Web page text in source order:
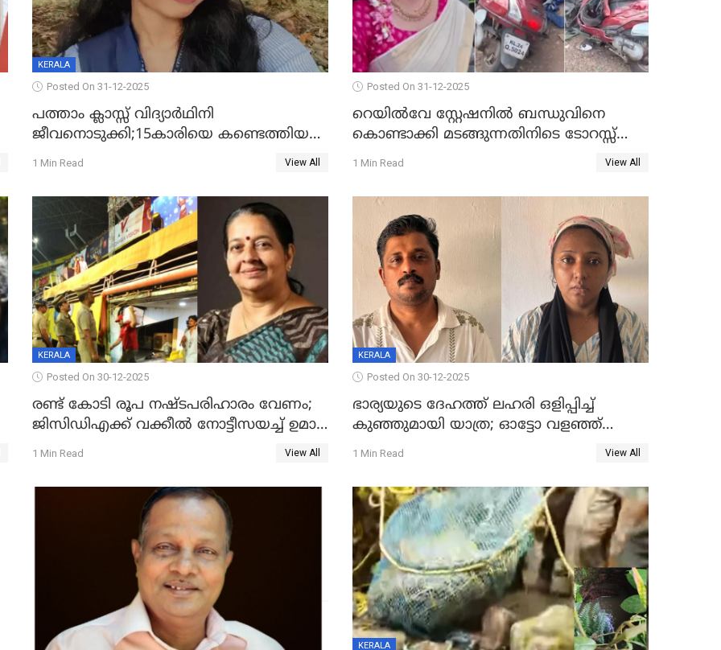
KERALA
Posted On 31-12-2025
പത്താം ക്ലാസ്സ് വിദ്യാര്‍ഥിനി
ജീവനൊടുക്കി;15കാരിയെ കണ്ടെത്തിയത്
കിടപ്പുമുറിയില്‍ തൂങ്ങി മരിച്ച നിലയിൽ
1 Min Read View All
Posted On 31-12-2025
റെയിൽവേ സ്റ്റേഷനിൽ ബന്ധുവിനെ
കൊണ്ടാക്കി മടങ്ങുന്നതിനിടെ ടോറസ്സ്
ലോറി സ്കൂട്ടറിൽ ഇടിച്ചു : യുവതിക്ക്
1 Min Read View All
KERALA
Posted On 30-12-2025
രണ്ട് കോടി രൂപ നഷ്ടപരിഹാരം വേണം;
ജിസിഡിഎക്ക് വക്കീൽ നോട്ടീസയച്ച് ഉമാ
തോമസ്
1 Min Read View All
KERALA
Posted On 30-12-2025
ഭാര്യയുടെ ദേഹത്ത് ലഹരി ഒളിപ്പിച്ച്
കുഞ്ഞുമായി യാത്ര; ഓട്ടോ വളഞ്ഞ്
ദമ്പതികളെ പിടികൂടി പൊലീസ്
1 Min Read View All
KERALA